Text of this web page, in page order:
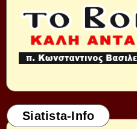
Siatista-Info